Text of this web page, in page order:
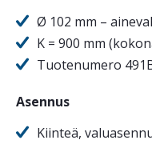
Ø 102 mm –
K = 900 mm
Tuotenumero
Asennus
Kiinteä,